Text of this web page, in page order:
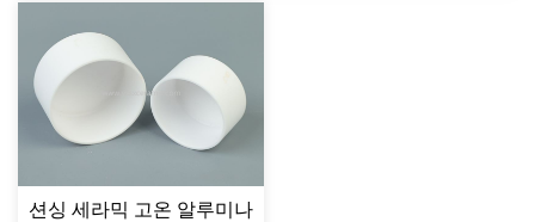
션싱 세라믹 고온 알루미나